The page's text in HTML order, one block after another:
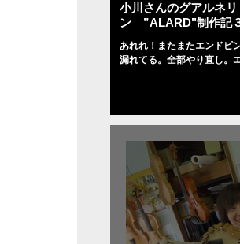
小川さんのグアルネ
ン ”ALARD"制作記
あれれ！またまたエンドピ
漏れてる。全部やり直し。